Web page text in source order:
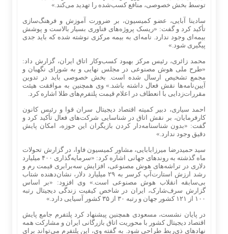
توسط بخش خصوصی، منافع کسب‌شده را تهدید می‌کند.»
سادینا آبایی، عضو کمیسیون، بر ضرورت آموزش و فرهنگ‌سازی
تأکید کرد و گفت: «ریسک پروژه‌های فناوری بسیار بالاست و پوشش
بیمه‌ای وجود ندارد. نامه‌ای به بیمه مرکزی نوشته شده که باید جدی
پیگیری شود.»
محمد زائری، رئیس مرکز بهبود کسب‌وکار اتاق ایران، گزارش داد:
«طرح ملی هوش مصنوعی در مجلس نهایی و به شورای نگهبان و
مجمع تشخیص ارسال شده است. بخش خصوصی باید در تدوین
آیین‌نامه‌ها نقش فعال داشته باشد.» وی همچنین به موافقت هیئت
مقررات‌زدایی با انعطاف در اعلام قیمت پلتفرم‌های طلا اشاره کرد.
احمد سیاری، دبیر کمیته اقتصاد دیجیتال سران قوا و رئیس کانون
کارفرمایان، بر نقش اتاق در شناسایی شرکت‌های فعال تأکید کرد و
گفت: «بدون شناسنامه‌دار کردن بازیگران این حوزه، امکان پایش
دقیق وجود ندارد.»
سید حمیدرضا میرزابابایی، مشاور کمیسیون فاوا، در گزارش تحولات
ماه گذشته به روندهای جهانی اشاره کرد: «سرمایه‌گذاری ۴۰۰ میلیارد
دلاری در تراشه‌های هوش مصنوعی، افزایش سه‌برابری قیمت رم و
رشد ارزش استارت‌آپ کرسر به ۲۹ میلیارد دلار، نشان‌دهنده شتاب
بی‌سابقه انقلاب هوش مصنوعی است.» وی افزود: «بر اساس
گزارش سرف‌شارک، ایران در شاخص کیفیت زندگی دیجیتال رتبه
۱۰۰ از ۱۲۱ کشور جهان و رتبه ۳۰ از ۳۵ کشور آسیایی دارد.»
در پایان نشست، مسعودی همچنین پیشنهاد کرد پلتفرم جامع پایش
اقتصاد دیجیتال کشور با محوریت اتاق بازرگانی ایران و مشارکت همه
نهادهای ذی‌ربط طراحی شود. به گفته وی، این پلتفرم می‌تواند برای